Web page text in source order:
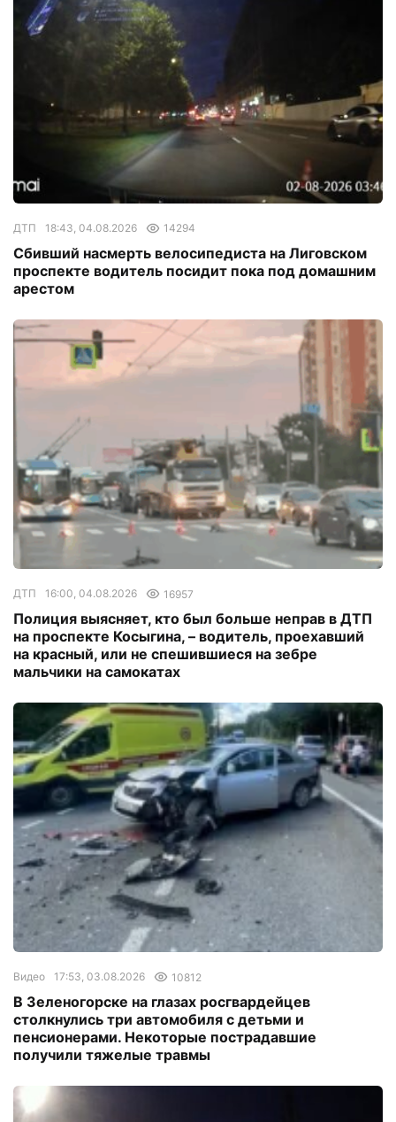
ДТП 18:43, 04.08.2026 14294
Сбивший насмерть велосипедиста на Лиговском
проспекте водитель посидит пока под домашним
арестом
ДТП 16:00, 04.08.2026 16957
Полиция выясняет, кто был больше неправ в ДТП
на проспекте Косыгина, – водитель, проехавший
на красный, или не спешившиеся на зебре
мальчики на самокатах
Видео 17:53, 03.08.2026 10812
В Зеленогорске на глазах росгвардейцев
столкнулись три автомобиля с детьми и
пенсионерами. Некоторые пострадавшие
получили тяжелые травмы